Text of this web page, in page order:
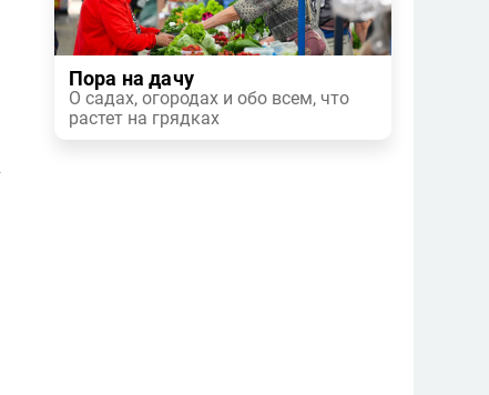
Пора на дачу
О садах, огородах и обо всем, что
растет на грядках